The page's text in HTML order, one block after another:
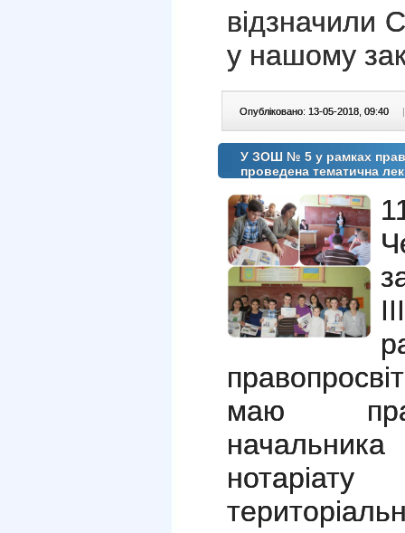
відзначили
у нашому
Опубліковано: 13-05-2018, 09:40 |
У ЗОШ № 5 у рамках
проведена тематична
маю